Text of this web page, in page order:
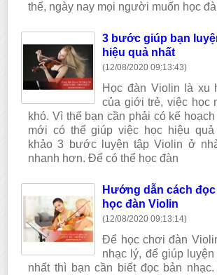
thế, ngày nay mọi người muốn học
3 bước giúp bạn
hiệu quả nhất
(12/08/2020 09:13:43)
Học đàn Violin là xu
của giới trẻ, việc học
khó. Vì thế bạn cần phải có kế
mới có thể giúp việc học hiệu
khảo 3 bước luyện tập Violin ở
nhanh hơn. Để có thể học đàn
Hướng dẫn cách
học đàn Violin
(12/08/2020 09:13:14)
Để học chơi đàn
nhạc lý, để giúp
nhất thì bạn cần biết đọc bản